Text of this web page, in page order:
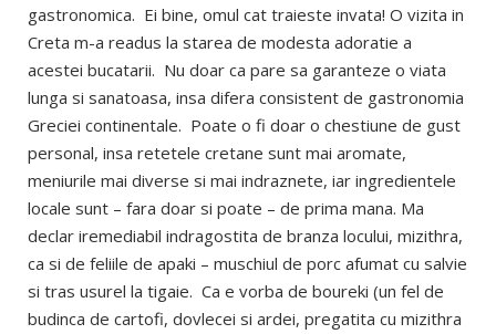
gastronomica. Ei bine, omul cat traieste invata! O vizita in
Creta m-a readus la starea de modesta adoratie a
acestei bucatarii. Nu doar ca pare sa garanteze o viata
lunga si sanatoasa, insa difera consistent de gastronomia
Greciei continentale. Poate o fi doar o chestiune de gust
personal, insa retetele cretane sunt mai aromate,
meniurile mai diverse si mai indraznete, iar ingredientele
locale sunt – fara doar si poate – de prima mana. Ma
declar iremediabil indragostita de branza locului, mizithra,
ca si de feliile de apaki – muschiul de porc afumat cu salvie
si tras usurel la tigaie. Ca e vorba de boureki (un fel de
budinca de cartofi, dovlecei si ardei, pregatita cu mizithra